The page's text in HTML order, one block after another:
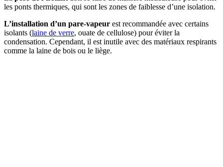
les ponts thermiques, qui sont les zones de faiblesse d’une isolation.
L’installation d’un pare-vapeur est recommandée avec certains
isolants (laine de verre, ouate de cellulose) pour éviter la
condensation. Cependant, il est inutile avec des matériaux respirants
comme la laine de bois ou le liège.